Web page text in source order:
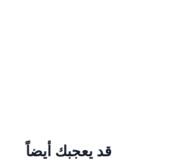
قد يعجبك أيضاً